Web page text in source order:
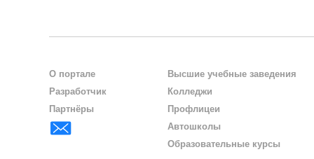
О портале
Разработчик
Партнёры
Высшие учебные заведения
Колледжи
Профлицеи
Автошколы
Образовательные курсы